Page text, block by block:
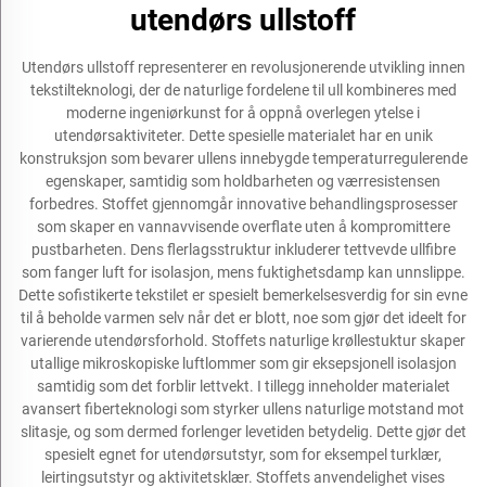
utendørs ullstoff
Utendørs ullstoff representerer en revolusjonerende utvikling innen
tekstilteknologi, der de naturlige fordelene til ull kombineres med
moderne ingeniørkunst for å oppnå overlegen ytelse i
utendørsaktiviteter. Dette spesielle materialet har en unik
konstruksjon som bevarer ullens innebygde temperaturregulerende
egenskaper, samtidig som holdbarheten og værresistensen
forbedres. Stoffet gjennomgår innovative behandlingsprosesser
som skaper en vannavvisende overflate uten å kompromittere
pustbarheten. Dens flerlagsstruktur inkluderer tettvevde ullfibre
som fanger luft for isolasjon, mens fuktighetsdamp kan unnslippe.
Dette sofistikerte tekstilet er spesielt bemerkelsesverdig for sin evne
til å beholde varmen selv når det er blott, noe som gjør det ideelt for
varierende utendørsforhold. Stoffets naturlige krøllestuktur skaper
utallige mikroskopiske luftlommer som gir eksepsjonell isolasjon
samtidig som det forblir lettvekt. I tillegg inneholder materialet
avansert fiberteknologi som styrker ullens naturlige motstand mot
slitasje, og som dermed forlenger levetiden betydelig. Dette gjør det
spesielt egnet for utendørsutstyr, som for eksempel turklær,
leirtingsutstyr og aktivitetsklær. Stoffets anvendelighet vises